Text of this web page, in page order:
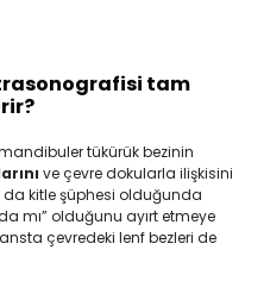
tam
tükürük bezinin
ve çevre dokularla ilişkisini
da kitle şüphesi olduğunda
mı” olduğunu ayırt etmeye
çevredeki lenf bezleri de